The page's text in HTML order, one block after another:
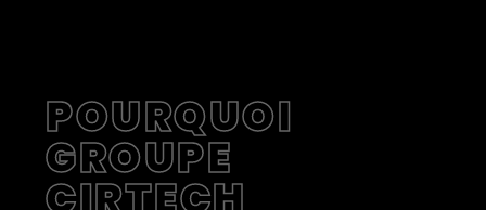
POURQUOI
GROUPE